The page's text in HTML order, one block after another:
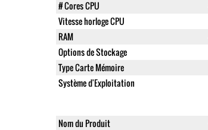
# Cores CPU
Vitesse horloge CPU
RAM
Options de Stockage
Type Carte Mémoire
Système d'Exploitation
Nom du Produit